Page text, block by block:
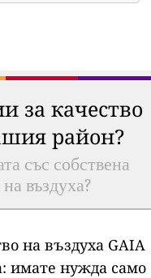
за качество
район?
със собствена
въздуха?
на въздуха GAIA
имате нужда само